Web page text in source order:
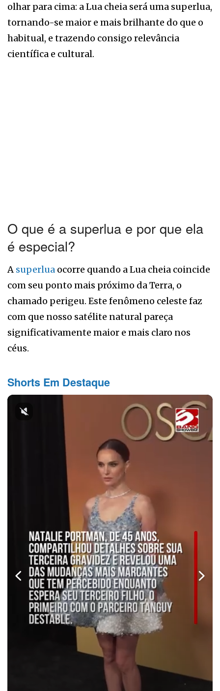
olhar para cima: a Lua cheia será uma superlua,
tornando-se maior e mais brilhante do que o
habitual, e trazendo consigo relevância
científica e cultural.
O que é a superlua e por que ela
é especial?
A superlua ocorre quando a Lua cheia coincide
com seu ponto mais próximo da Terra, o
chamado perigeu. Este fenômeno celeste faz
com que nosso satélite natural pareça
significativamente maior e mais claro nos
céus.
Shorts Em Destaque